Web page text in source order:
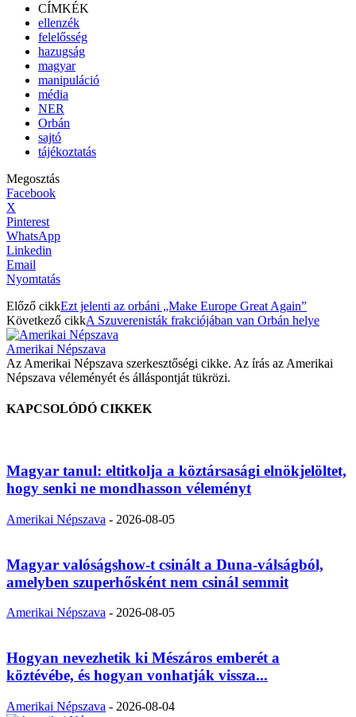
CÍMKÉK
ellenzék
felelősség
hazugság
magyar
manipuláció
média
NER
Orbán
sajtó
tájékoztatás
Megosztás
Facebook
X
Pinterest
WhatsApp
Linkedin
Email
Nyomtatás
Előző cikkEzt jelenti az orbáni „Make Europe Great Again”
Következő cikkA Szuverenisták frakciójában van Orbán helye
Amerikai Népszava
Az Amerikai Népszava szerkesztőségi cikke. Az írás az Amerikai
Népszava véleményét és álláspontját tükrözi.
KAPCSOLÓDÓ CIKKEK
Magyar tanul: eltitkolja a köztársasági elnökjelöltet,
hogy senki ne mondhasson véleményt
Amerikai Népszava - 2026-08-05
Magyar valóságshow-t csinált a Duna-válságból,
amelyben szuperhősként nem csinál semmit
Amerikai Népszava - 2026-08-05
Hogyan nevezhetik ki Mészáros emberét a
köztévébe, és hogyan vonhatják vissza...
Amerikai Népszava - 2026-08-04